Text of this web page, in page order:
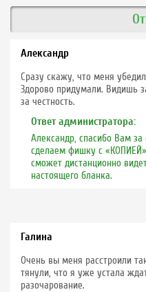
Александр
Сразу скажу, что меня
Здорово придумали. Видишь
за честность.
Ответ администратора:
Александр, спасибо Вам
сделаем фишку с
сможет дистанционно
настоящего бланка.
Галина
Очень вы меня расстроили
тянули, что я уже устала
разочарование.